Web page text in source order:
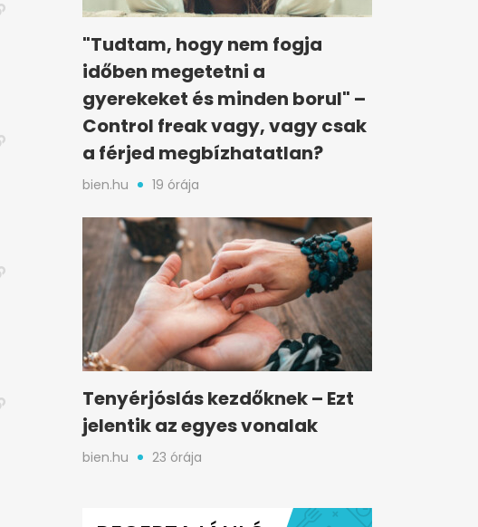
"Tudtam, hogy nem fogja
időben megetetni a
gyerekeket és minden borul" –
Control freak vagy, vagy csak
a férjed megbízhatatlan?
bien.hu 19 órája
Tenyérjóslás kezdőknek – Ezt
jelentik az egyes vonalak
bien.hu 23 órája